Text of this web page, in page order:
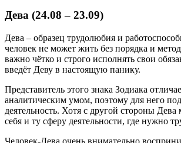
Дева (24.08 – 23.09)
Дева – образец трудолюбия и
человек не может жить без порядка и
важно чётко и строго исполнять свои
введёт Деву в настоящую панику.
Представитель этого знака Зодиака
аналитическим умом, поэтому для него
деятельность. Хотя с другой стороны
себя и ту сферу деятельности, где нужно
Человек-Дева очень внимательно